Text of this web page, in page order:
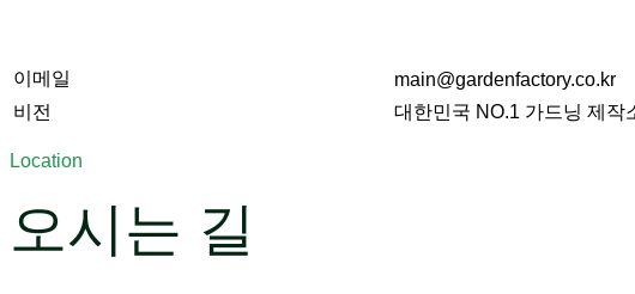
이메일
main@gardenfactory.co.kr
비전
대한민국 NO.1 가드닝 제작
Location
오시는 길